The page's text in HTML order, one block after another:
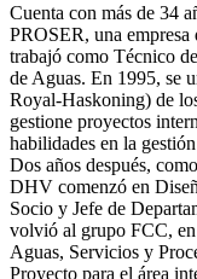
Cuenta con más de 34
PROSER, una
trabajó como Técnico
de Aguas. En 1995, se
Royal-Haskoning) de
gestione proyectos
habilidades en la
Dos años después,
DHV comenzó en
Socio y Jefe de
volvió al grupo FCC,
Aguas, Servicios y
Proyecto para el área